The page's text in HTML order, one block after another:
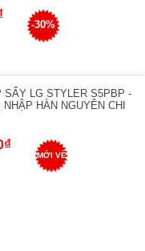
-30%
SẤY LG STYLER S5PBP -
NHẬP HÀN NGUYÊN CHI
MỚI VỀ